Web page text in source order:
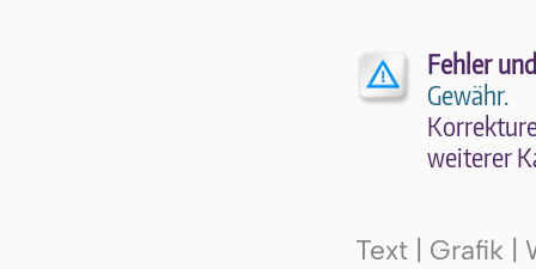
Fehler
Gewähr.
wei­te­rer
Text | Grafik |